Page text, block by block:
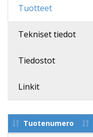
Tuotteet
Tekniset tiedot
Tiedostot
Linkit
Tuotenumero